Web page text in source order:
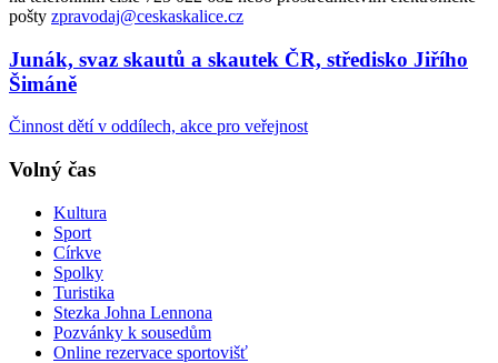
pošty zpravodaj@ceskaskalice.cz
Junák, svaz skautů a skautek ČR, středisko Jiřího
Šimáně
Činnost dětí v oddílech, akce pro veřejnost
Volný čas
Kultura
Sport
Církve
Spolky
Turistika
Stezka Johna Lennona
Pozvánky k sousedům
Online rezervace sportovišť